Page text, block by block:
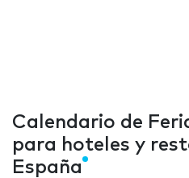
Calendario de
para hoteles y
España